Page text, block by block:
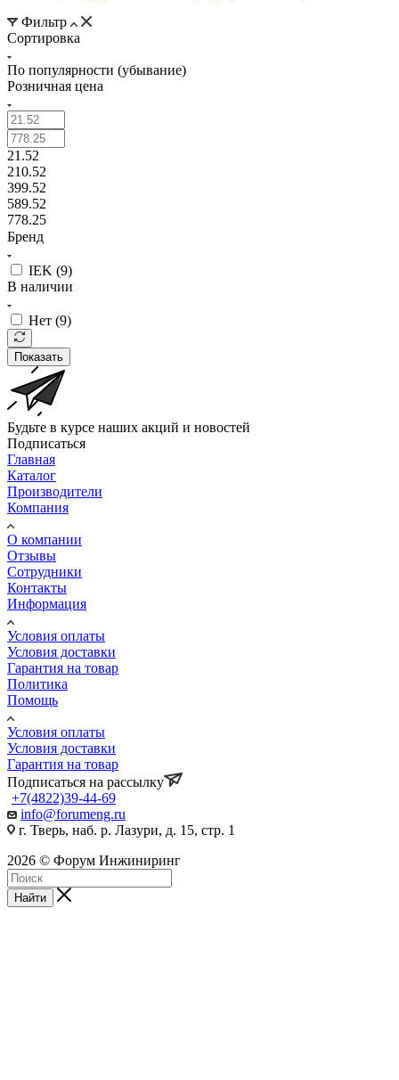
Фильтр
Сортировка
По популярности (убывание)
Розничная цена
21.52
210.52
399.52
589.52
778.25
Бренд
IEK (9)
В наличии
Нет (9)
Показать
Будьте в курсе наших акций и новостей
Подписаться
Главная
Каталог
Производители
Компания
О компании
Отзывы
Сотрудники
Контакты
Информация
Условия оплаты
Условия доставки
Гарантия на товар
Политика
Помощь
Условия оплаты
Условия доставки
Гарантия на товар
Подписаться на рассылку
+7(4822)39-44-69
info@forumeng.ru
г. Тверь, наб. р. Лазури, д. 15, стр. 1
2026 © Форум Инжиниринг
Найти